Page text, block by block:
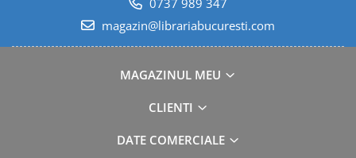
magazin@librariabucuresti.com
MAGAZINUL MEU
CLIENTI
DATE COMERCIALE